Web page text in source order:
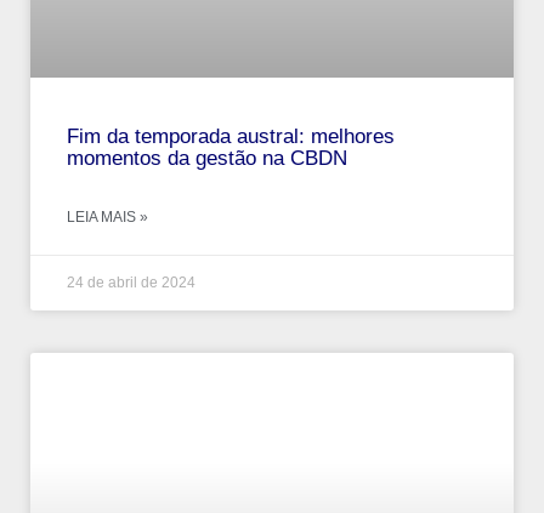
Fim da temporada austral: melhores
momentos da gestão na CBDN
LEIA MAIS »
24 de abril de 2024